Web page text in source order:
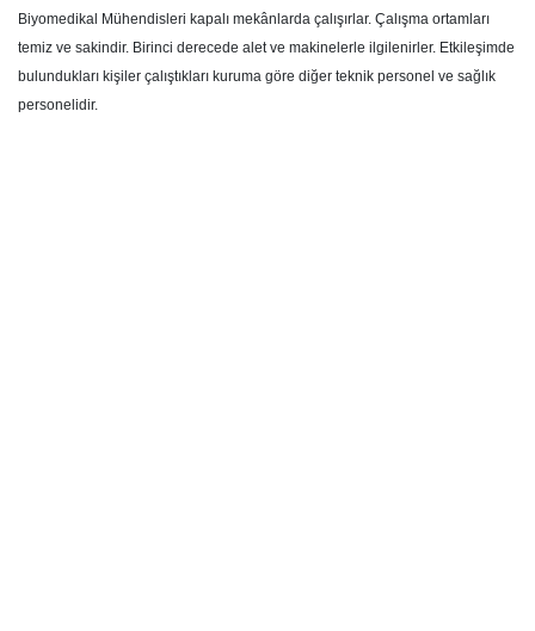
Biyomedikal Mühendisleri kapalı mekânlarda çalışırlar. Çalışma ortamları
temiz ve sakindir. Birinci derecede alet ve makinelerle ilgilenirler. Etkileşimde
bulundukları kişiler çalıştıkları kuruma göre diğer teknik personel ve sağlık
personelidir.